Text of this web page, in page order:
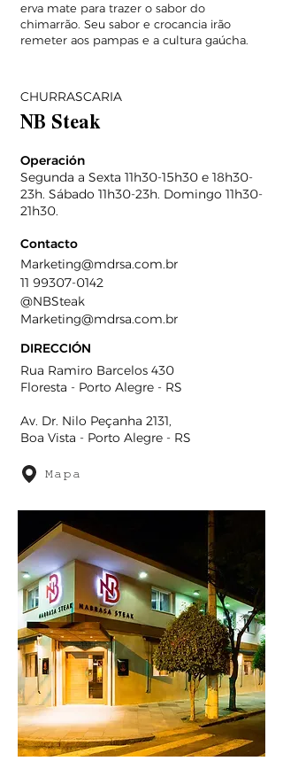
erva mate para trazer o sabor do
chimarrão. Seu sabor e crocancia irão
remeter aos pampas e a cultura gaúcha.
CHURRASCARIA
NB Steak
Operación
Segunda a Sexta 11h30-15h30 e 18h30-
23h. Sábado 11h30-23h. Domingo 11h30-
21h30.
Contacto
Marketing@mdrsa.com.br
11 99307-0142
@NBSteak
Marketing@mdrsa.com.br
DIRECCIÓN
Rua Ramiro Barcelos 430
Floresta - Porto Alegre - RS
Av. Dr. Nilo Peçanha 2131,
Boa Vista - Porto Alegre - RS
Mapa